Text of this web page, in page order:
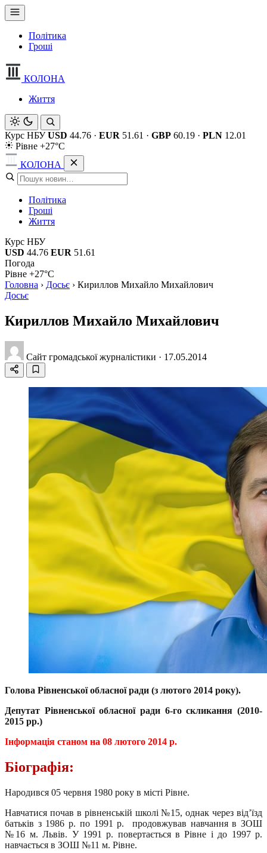
Політика
Гроші
КОЛОНА
Життя
Курс НБУ USD 44.76 · EUR 51.61 · GBP 60.19 · PLN 12.01
Рівне +27°C
КОЛОНА
Політика
Гроші
Життя
Курс НБУ
USD 44.76 EUR 51.61
Погода
Рівне +27°C
Головна › Досьє › Кириллов Михайло Михайлович
Досьє
Кириллов Михайло Михайлович
Сайт громадської журналістики · 17.05.2014
Голова Рівненської обласної ради (з лютого 2014 року).
Депутат Рівненської обласної ради 6-го скликання (2010-
2015 рр.)
Інформація станом на 08 лютого 2014 р.
Біографія:
Народився 05 червня 1980 року в місті Рівне.
Навчатися почав в рівненській школі №15, однак через від’їзд
батьків з 1986 р. по 1991 р. продовжував навчання в ЗОШ
№16 м. Львів. У 1991 р. повертається в Рівне і до 1997 р.
навчається в ЗОШ №11 м. Рівне.